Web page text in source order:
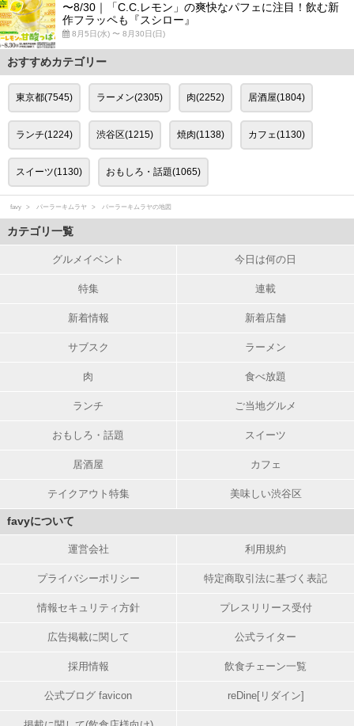
〜8/30｜「C.C.レモン」の爽快なパフェに注目！飲む新
作フラッペも『スシロー』
8月5日(水) 〜 8月30日(日)
おすすめカテゴリー
東京都(7545) ラーメン(2305) 肉(2252) 居酒屋(1804)
ランチ(1224) 渋谷区(1215) 焼肉(1138) カフェ(1130)
スイーツ(1130) おもしろ・話題(1065)
favy パーラーキムラヤ パーラーキムラヤの地図
カテゴリ一覧
グルメイベント 今日は何の日
特集 連載
新着情報 新着店舗
サブスク ラーメン
肉 食べ放題
ランチ ご当地グルメ
おもしろ・話題 スイーツ
居酒屋 カフェ
テイクアウト特集 美味しい渋谷区
favyについて
運営会社 利用規約
プライバシーポリシー 特定商取引法に基づく表記
情報セキュリティ方針 プレスリリース受付
広告掲載に関して 公式ライター
採用情報 飲食チェーン一覧
公式ブログ favicon reDine[リダイン]